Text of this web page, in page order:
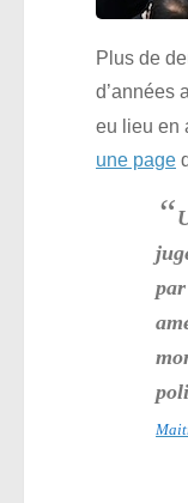
Plus de
d’années
eu lieu en
une page
“